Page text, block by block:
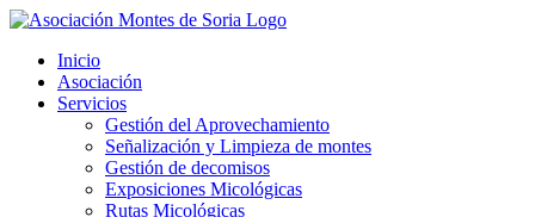
Saltar
contenido
Inicio
Asociación
Servicios
Gestión del Aprovechamiento
Señalización y Limpieza de montes
Gestión de decomisos
Exposiciones Micológicas
Rutas Micológicas